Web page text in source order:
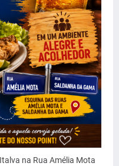
na Rua Amélia Mota